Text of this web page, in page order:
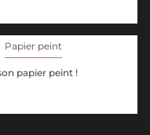
Papier peint
papier peint !